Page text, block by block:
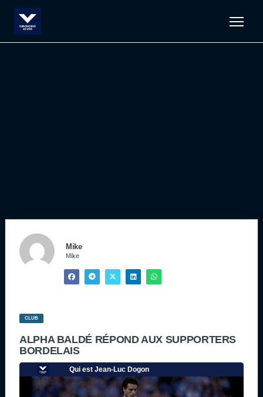
Mike
Mike
CLUB
ALPHA BALDÉ RÉPOND AUX SUPPORTERS
BORDELAIS